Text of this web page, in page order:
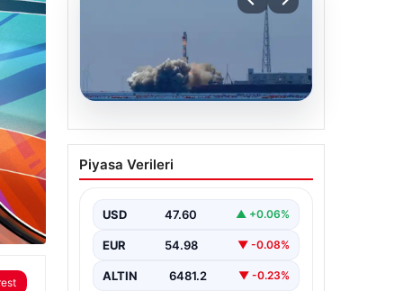
Çin, 2 hiperspektral
görüntüleme uydusunu
Piyasa Verileri
USD 47.60 ▲ +0.06%
EUR 54.98 ▼ -0.08%
ALTIN 6481.2 ▼ -0.23%